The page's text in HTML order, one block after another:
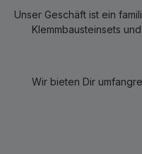
Unser Geschäft ist ein
Klemmbausteinsets
Wir bieten Dir